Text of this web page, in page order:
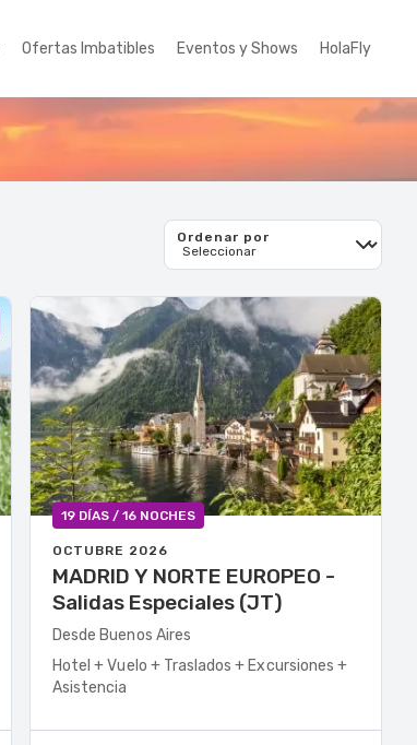
Ofertas Imbatibles Eventos y Shows HolaFly
Ordenar por
19 DÍAS / 16 NOCHES
OCTUBRE 2026
MADRID Y NORTE EUROPEO -
Salidas Especiales (JT)
Desde Buenos Aires
Hotel + Vuelo + Traslados + Excursiones +
Asistencia